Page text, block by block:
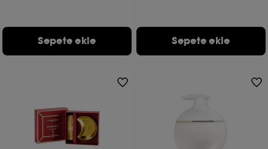
Sepete ekle Sepete ekle